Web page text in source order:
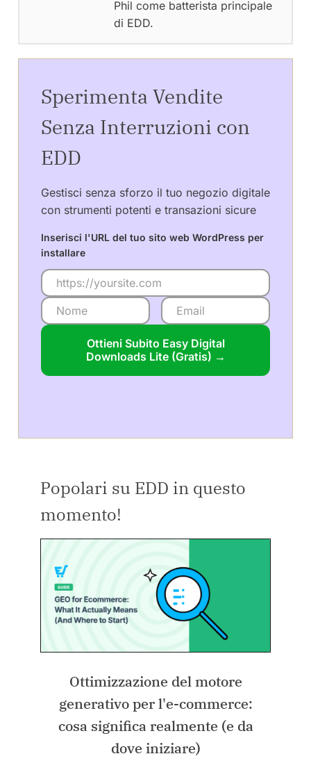
Phil come batterista principale
di EDD.
Sperimenta Vendite
Senza Interruzioni con
EDD
Gestisci senza sforzo il tuo negozio digitale
con strumenti potenti e transazioni sicure
Inserisci l'URL del tuo sito web WordPress per
installare
Ottieni Subito Easy Digital
Downloads Lite (Gratis) →
Popolari su EDD in questo
momento!
Ottimizzazione del motore
generativo per l'e-commerce:
cosa significa realmente (e da
dove iniziare)